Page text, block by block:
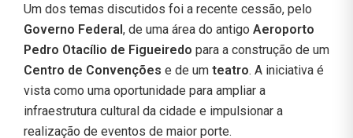
Um dos temas discutidos foi a recente cessão, pelo
Governo Federal, de uma área do antigo Aeroporto
Pedro Otacílio de Figueiredo para a construção de um
Centro de Convenções e de um teatro. A iniciativa é
vista como uma oportunidade para ampliar a
infraestrutura cultural da cidade e impulsionar a
realização de eventos de maior porte.